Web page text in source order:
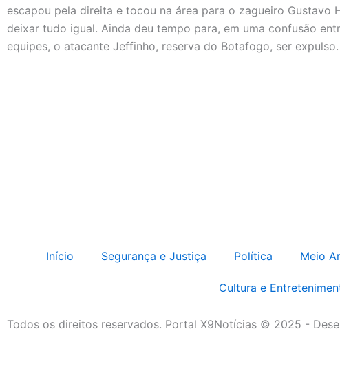
escapou pela direita e tocou na área para o zagueiro Gustavo
deixar tudo igual. Ainda deu tempo para, em uma confusão
equipes, o atacante Jeffinho, reserva do Botafogo, ser expulso.
Início Segurança e Justiça Política Meio
Cultura e
Todos os direitos reservados. Portal X9Notícias © 2025 -